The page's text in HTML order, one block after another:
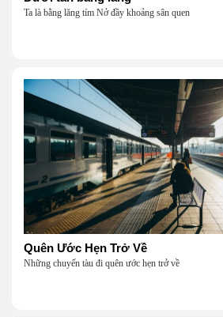
Ta là bằng lăng tím Nở đầy khoảng sân quen
Quên Ước Hẹn Trở Về
Những chuyến tàu đi quên ước hẹn trở về